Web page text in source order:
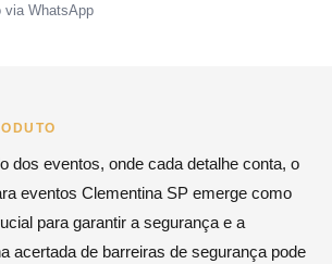
via WhatsApp
dos eventos, onde cada detalhe conta, o
eventos Clementina SP emerge como
para garantir a segurança e a
acertada de barreiras de segurança pode